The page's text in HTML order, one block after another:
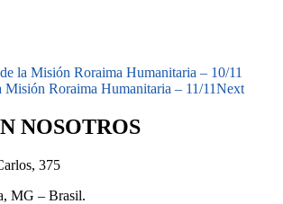
la Misión Roraima Humanitaria – 10/11
Misión Roraima Humanitaria – 11/11Next
NOSOTROS
375
MG – Brasil.